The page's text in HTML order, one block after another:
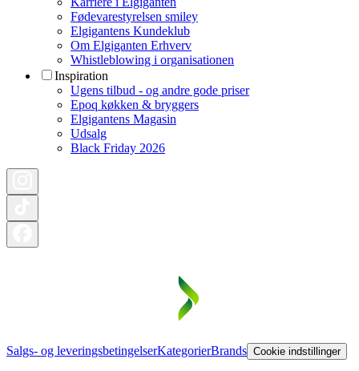
Fødevarestyrelsen smiley
Elgigantens Kundeklub
Om Elgiganten Erhverv
Whistleblowing i organisationen
Inspiration
Ugens tilbud - og andre gode priser
Epoq køkken & bryggers
Elgigantens Magasin
Udsalg
Black Friday 2026
Salgs- og leveringsbetingelserKategorierBrands Cookie indstillinger